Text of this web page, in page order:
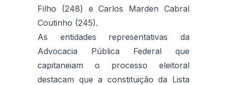
Filho (248) e Carlos Marden Cabral
Coutinho (245).
As entidades representativas da
Advocacia Pública Federal que
capitaneiam o processo eleitoral
destacam que a constituição da Lista